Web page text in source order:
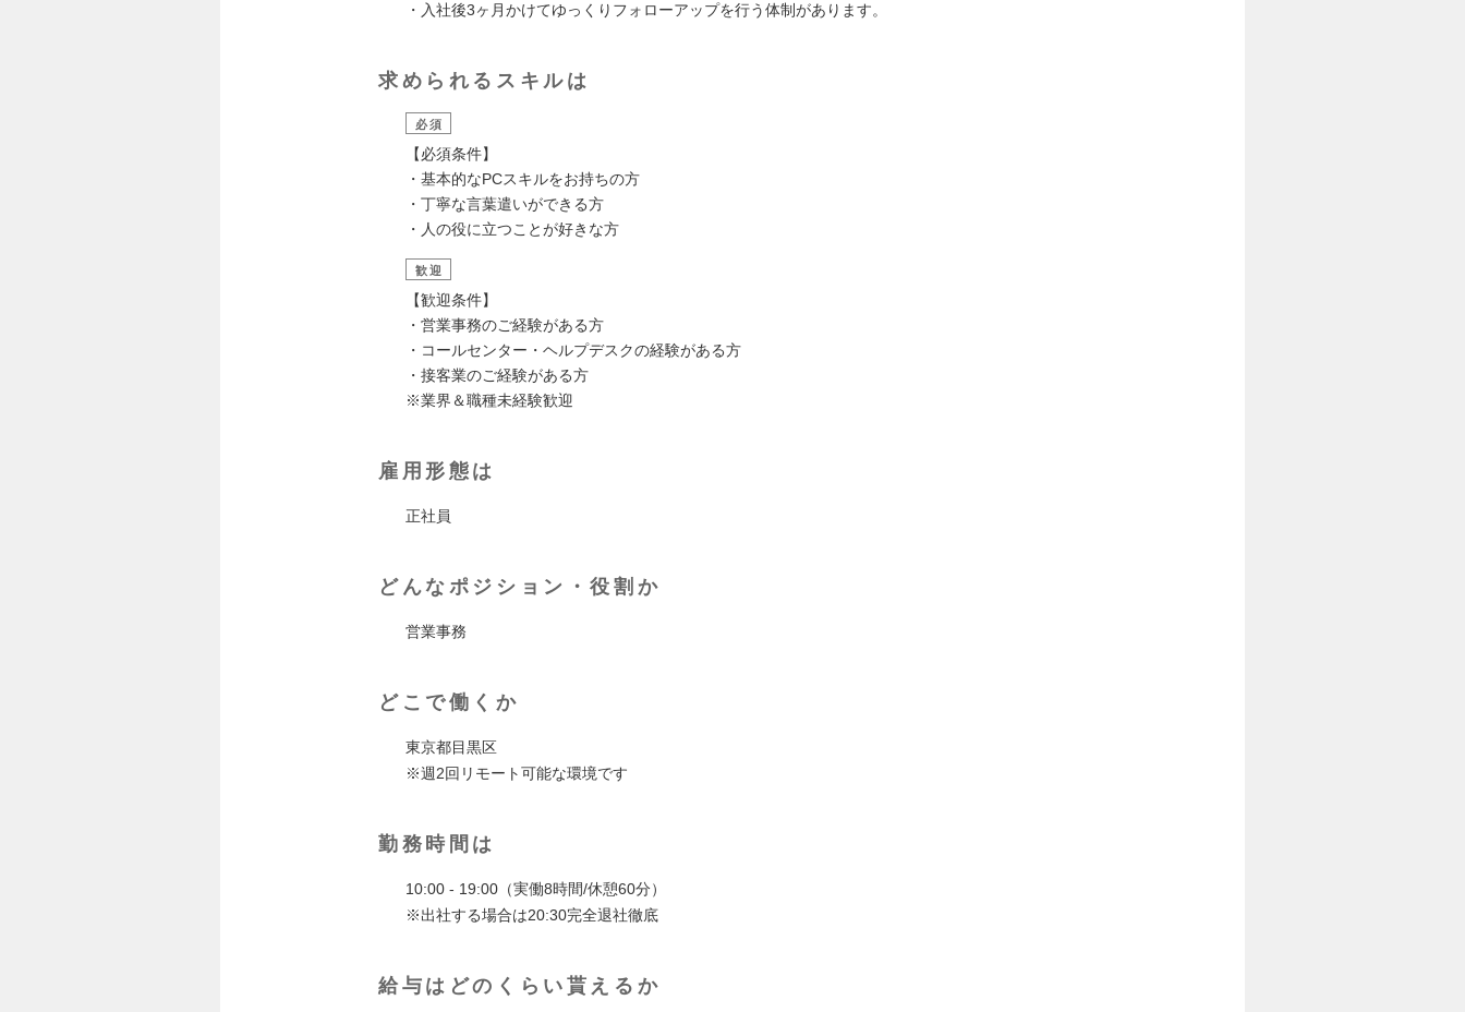
・入社後3ヶ月かけてゆっくりフォローアップを行う体制があります。
求められるスキルは
必須
【必須条件】
・基本的なPCスキルをお持ちの方
・丁寧な言葉遣いができる方
・人の役に立つことが好きな方
歓迎
【歓迎条件】
・営業事務のご経験がある方
・コールセンター・ヘルプデスクの経験がある方
・接客業のご経験がある方
※業界＆職種未経験歓迎
雇用形態は
正社員
どんなポジション・役割か
営業事務
どこで働くか
東京都目黒区
※週2回リモート可能な環境です
勤務時間は
10:00 - 19:00（実働8時間/休憩60分）
※出社する場合は20:30完全退社徹底
給与はどのくらい貰えるか